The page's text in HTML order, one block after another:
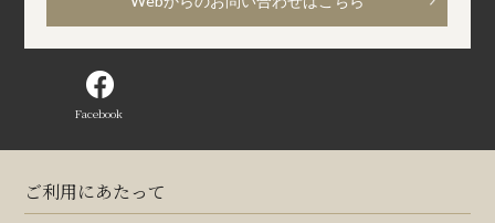
Facebook
ご利用にあたって